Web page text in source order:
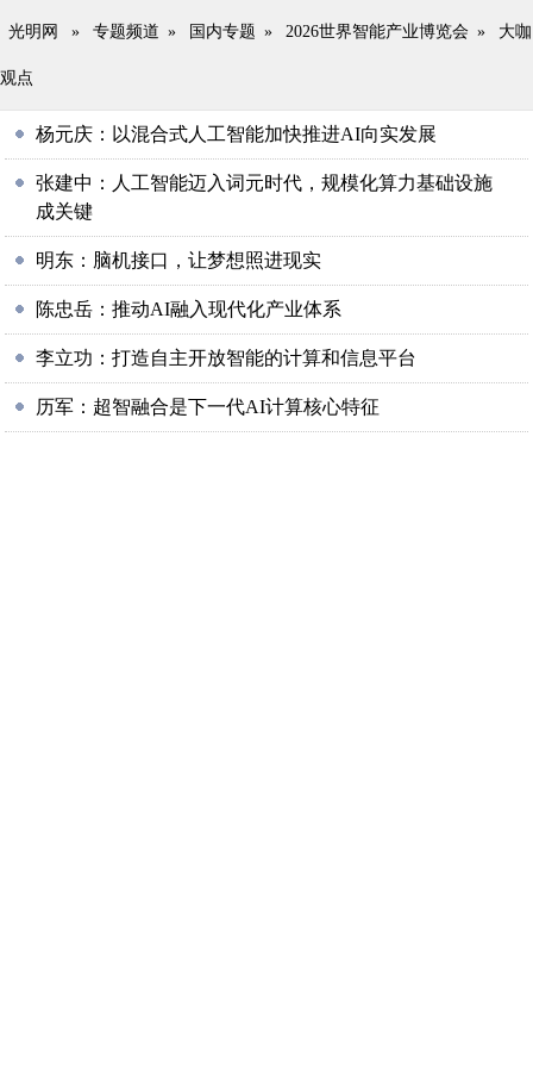
光明网 » 专题频道 » 国内专题 » 2026世界智能产业博览会 » 大咖
观点
杨元庆：以混合式人工智能加快推进AI向实发展
张建中：人工智能迈入词元时代，规模化算力基础设施
成关键
明东：脑机接口，让梦想照进现实
陈忠岳：推动AI融入现代化产业体系
李立功：打造自主开放智能的计算和信息平台
历军：超智融合是下一代AI计算核心特征